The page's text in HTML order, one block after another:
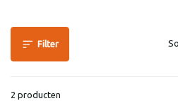
Filter
2 producten